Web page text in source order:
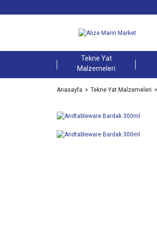
Tekne Yat
Malzemeleri
Anasayfa Tekne Yat Malzemeleri